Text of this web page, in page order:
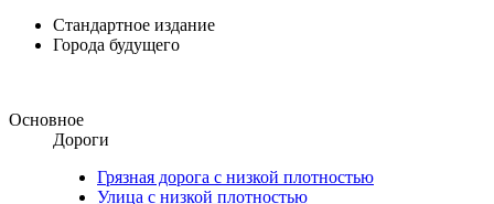
Стандартное издание
Города будущего
Основное
Дороги
Грязная дорога с низкой плотностью
Улица с низкой плотностью